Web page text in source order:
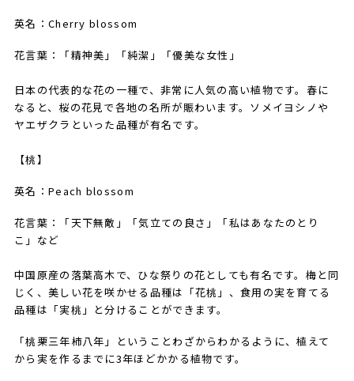
英名：Cherry blossom
花言葉：「精神美」「純潔」「優美な女性」
日本の代表的な花の一種で、非常に人気の高い植物です。春に
なると、桜の花見で各地の名所が賑わいます。ソメイヨシノや
ヤエザクラといった品種が有名です。
【桃】
英名：Peach blossom
花言葉：「天下無敵」「気立ての良さ」「私はあなたのとり
こ」など
中国原産の落葉高木で、ひな祭りの花としても有名です。梅と同
じく、美しい花を咲かせる品種は「花桃」、食用の実を育てる
品種は「実桃」と分けることができます。
「桃栗三年柿八年」ということわざからわかるように、植えて
から実を作るまでに3年ほどかかる植物です。